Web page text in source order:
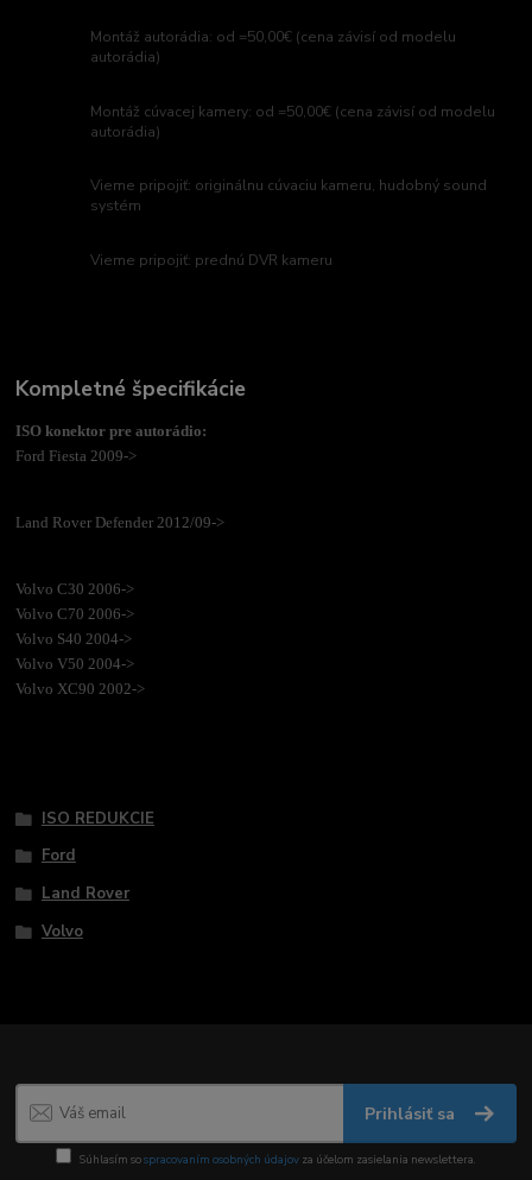
Montáž autorádia: od =50,00€ (cena závisí od modelu
autorádia)
Montáž cúvacej kamery: od =50,00€ (cena závisí od modelu
autorádia)
Vieme pripojiť: originálnu cúvaciu kameru, hudobný sound
systém
Vieme pripojiť: prednú DVR kameru
Kompletné špecifikácie
ISO konektor pre autorádio:
Ford Fiesta 2009->
Land Rover Defender 2012/09->
Volvo C30 2006->
Volvo C70 2006->
Volvo S40 2004->
Volvo V50 2004->
Volvo XC90 2002->
ISO REDUKCIE
Ford
Land Rover
Volvo
Prihlásiť sa
Súhlasím sospracovaním osobných údajov za účelom zasielania newslettera.